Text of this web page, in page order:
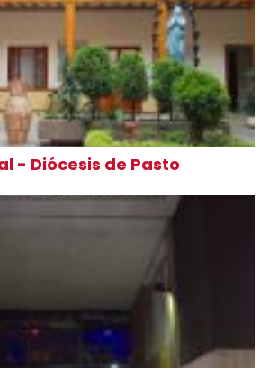
- Diócesis de Pasto